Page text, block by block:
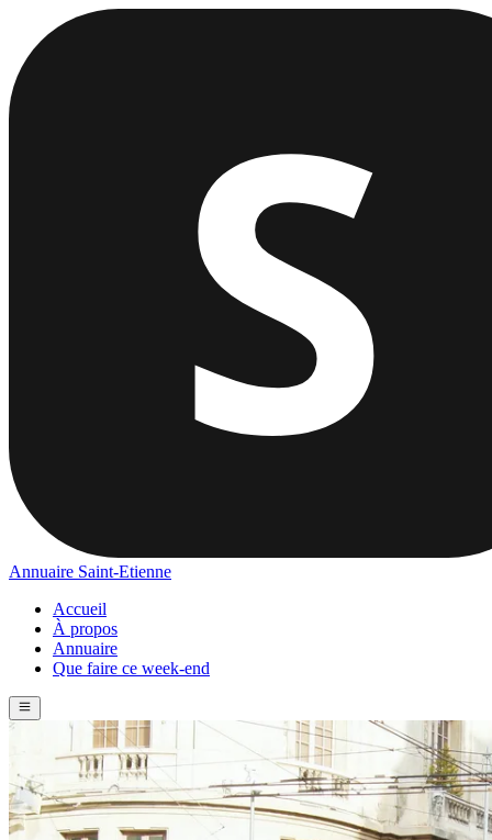
Annuaire Saint-Etienne
Accueil
À propos
Annuaire
Que faire ce week-end